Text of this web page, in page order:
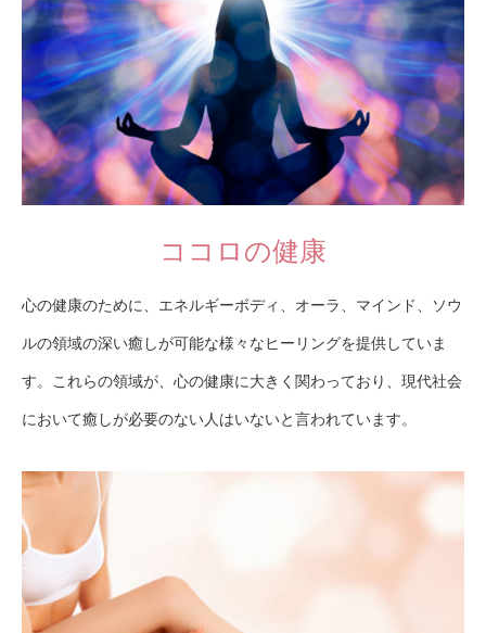
ココロの健康
心の健康のために、エネルギーボディ、オーラ、マインド、ソウ
ルの領域の深い癒しが可能な様々なヒーリングを提供していま
す。これらの領域が、心の健康に大きく関わっており、現代社会
において癒しが必要のない人はいないと言われています。